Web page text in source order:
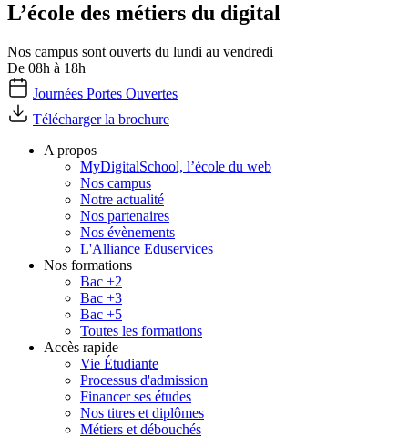
L’école des métiers du digital
Nos campus sont ouverts du lundi au vendredi
De 08h à 18h
Journées Portes Ouvertes
Télécharger la brochure
A propos
MyDigitalSchool, l’école du web
Nos campus
Notre actualité
Nos partenaires
Nos évènements
L'Alliance Eduservices
Nos formations
Bac +2
Bac +3
Bac +5
Toutes les formations
Accès rapide
Vie Étudiante
Processus d'admission
Financer ses études
Nos titres et diplômes
Métiers et débouchés